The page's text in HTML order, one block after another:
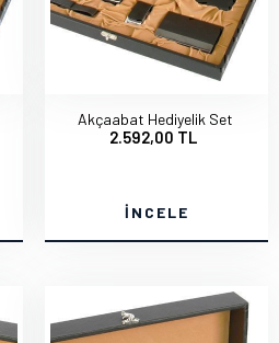
Akçaabat Hediyelik Set
2.592,00 TL
İNCELE